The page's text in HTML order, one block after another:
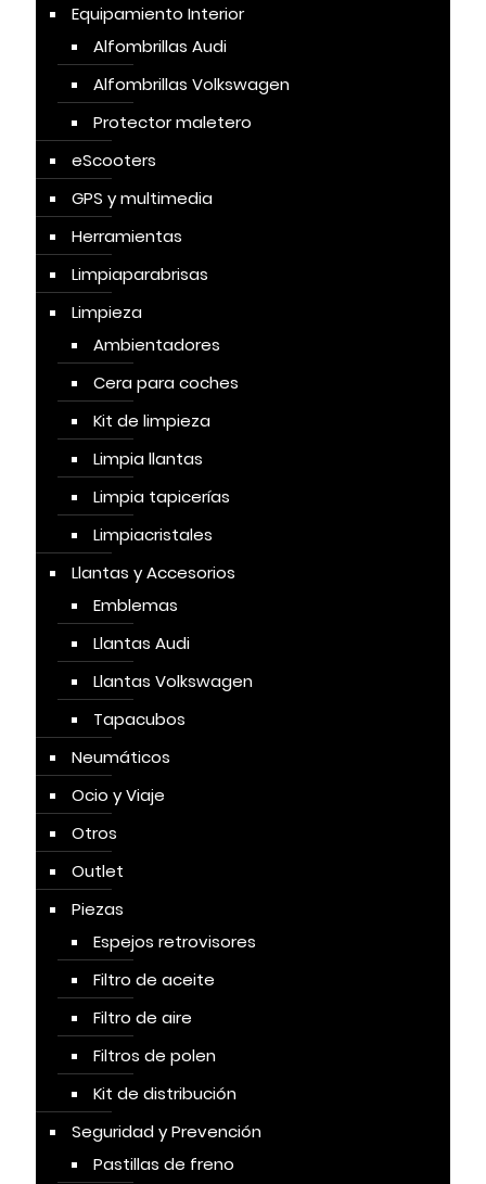
Equipamiento Interior
Alfombrillas Audi
Alfombrillas Volkswagen
Protector maletero
eScooters
GPS y multimedia
Herramientas
Limpiaparabrisas
Limpieza
Ambientadores
Cera para coches
Kit de limpieza
Limpia llantas
Limpia tapicerías
Limpiacristales
Llantas y Accesorios
Emblemas
Llantas Audi
Llantas Volkswagen
Tapacubos
Neumáticos
Ocio y Viaje
Otros
Outlet
Piezas
Espejos retrovisores
Filtro de aceite
Filtro de aire
Filtros de polen
Kit de distribución
Seguridad y Prevención
Pastillas de freno